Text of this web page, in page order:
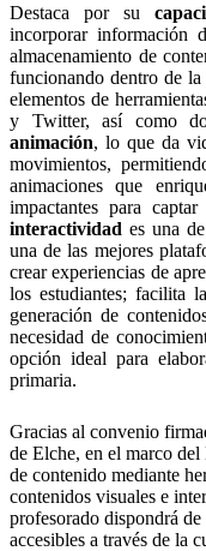
Destaca por su
incorporar información
almacenamiento de
funcionando dentro de
elementos de
y Twitter, así como
animación, lo que da
movimientos,
animaciones que
impactantes para
interactividad es una
una de las mejores
crear experiencias de
los estudiantes; facilita
generación de
necesidad de
opción ideal para
primaria.
Gracias al convenio
de Elche, en el marco
de contenido mediante
contenidos visuales e
profesorado dispondrá
accesibles a través de la